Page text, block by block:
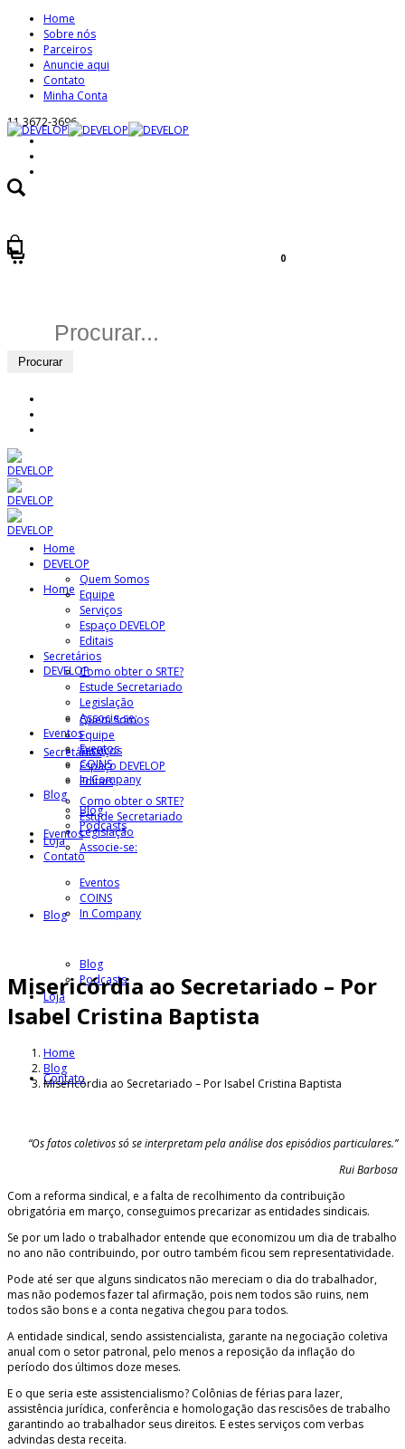
Home
Sobre nós
Parceiros
Anuncie aqui
Contato
Minha Conta
11 3672-3696
0
Home
DEVELOP
Quem Somos
Equipe
Serviços
Espaço DEVELOP
Editais
Secretários
Como obter o SRTE?
Estude Secretariado
Legislação
Associe-se:
Eventos
Eventos
COINS
In Company
Blog
Blog
Podcasts
Loja
Contato
Home
DEVELOP
Quem Somos
Equipe
Serviços
Espaço DEVELOP
Editais
Secretários
Como obter o SRTE?
Estude Secretariado
Legislação
Associe-se:
Eventos
Eventos
COINS
In Company
Blog
Blog
Podcasts
Loja
Contato
Misericórdia ao Secretariado – Por
Isabel Cristina Baptista
Home
Blog
Misericórdia ao Secretariado – Por Isabel Cristina Baptista
“Os fatos coletivos só se interpretam pela análise dos episódios particulares.”
Rui Barbosa
Com a reforma sindical, e a falta de recolhimento da contribuição
obrigatória em março, conseguimos precarizar as entidades sindicais.
Se por um lado o trabalhador entende que economizou um dia de trabalho
no ano não contribuindo, por outro também ficou sem representatividade.
Pode até ser que alguns sindicatos não mereciam o dia do trabalhador,
mas não podemos fazer tal afirmação, pois nem todos são ruins, nem
todos são bons e a conta negativa chegou para todos.
A entidade sindical, sendo assistencialista, garante na negociação coletiva
anual com o setor patronal, pelo menos a reposição da inflação do
período dos últimos doze meses.
E o que seria este assistencialismo? Colônias de férias para lazer,
assistência jurídica, conferência e homologação das rescisões de trabalho
garantindo ao trabalhador seus direitos. E estes serviços com verbas
advindas desta receita.